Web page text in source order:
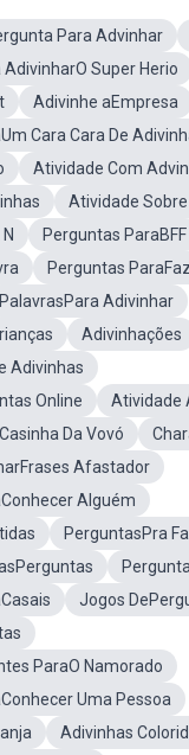
Para Advinhar
Super Herio
Adivinhe aEmpresa
Cara Cara De
Atividade Com
Atividade
Perguntas ParaBFF
Perguntas
PalavrasPara Adivinhar
Adivinhações
Adivinhas
Online
Atividade
Da Vovó
Afastador
Alguém
PerguntasPra
Jogos
ParaO Namorado
Uma Pessoa
Adivinhas